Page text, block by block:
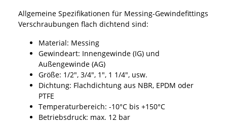
Allgemeine Spezifikationen für Messing-Gewindefittings
Verschraubungen flach dichtend sind:
Material: Messing
Gewindeart: Innengewinde (IG) und
Außengewinde (AG)
Größe: 1/2", 3/4", 1", 1 1/4", usw.
Dichtung: Flachdichtung aus NBR, EPDM oder
PTFE
Temperaturbereich: -10°C bis +150°C
Betriebsdruck: max. 12 bar